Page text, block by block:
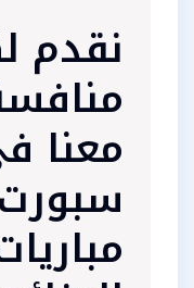
نقدم
معنا